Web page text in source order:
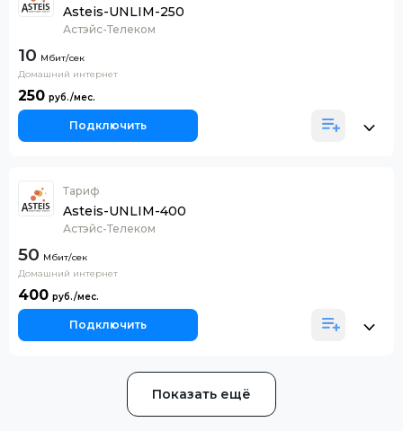
Asteis-UNLIM-250
Астэйс-Телеком
10
Домашний интернет
250
Подключить
Тариф
Asteis-UNLIM-400
Астэйс-Телеком
50
Домашний интернет
400
Подключить
Показать ещё